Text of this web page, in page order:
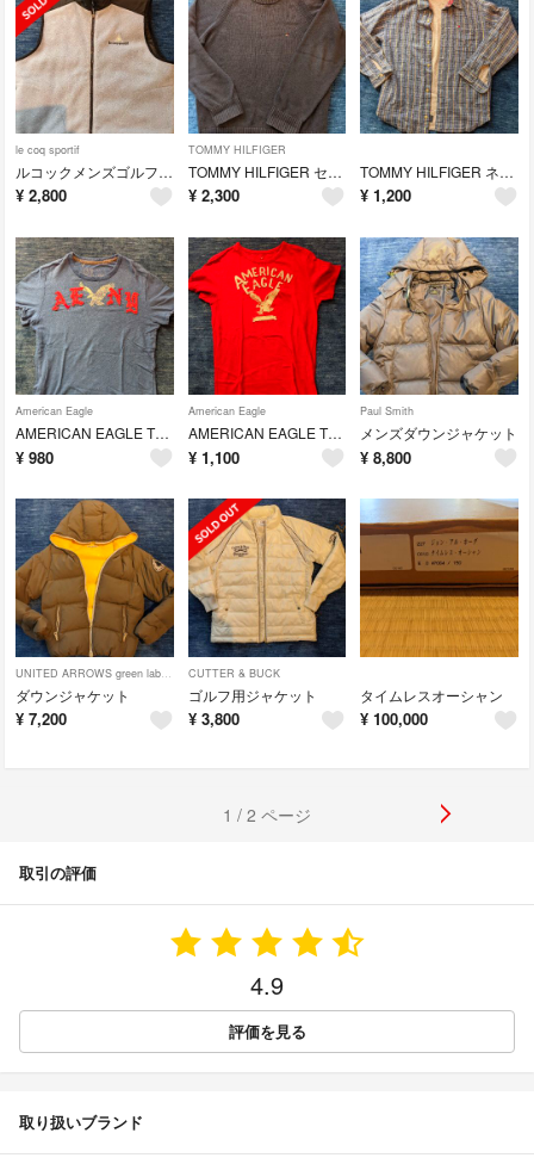
le coq sportif
ルコックメンズゴルフ ダウンベスト
¥ 2,800
TOMMY HILFIGER
TOMMY HILFIGER セーター
¥ 2,300
TOMMY HILFIGER ネルシャツ
¥ 1,200
American Eagle
AMERICAN EAGLE Tシャツ
¥ 980
American Eagle
AMERICAN EAGLE Tシャツ
¥ 1,100
Paul Smith
メンズダウンジャケット
¥ 8,800
UNITED ARROWS green label relaxing
ダウンジャケット
¥ 7,200
CUTTER & BUCK
ゴルフ用ジャケット
¥ 3,800
タイムレスオーシャン
¥ 100,000
1 / 2 ページ
取引の評価
4.9
評価を見る
取り扱いブランド